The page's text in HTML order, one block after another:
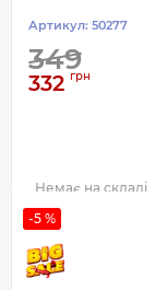
Артикул: 50277
349
332 грн
Немає на складі
-5 %